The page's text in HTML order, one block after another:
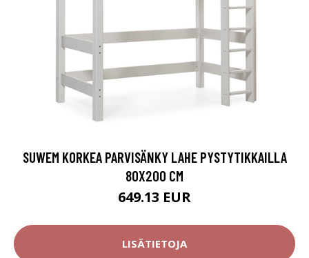
SUWEM KORKEA PARVISÄNKY LAHE PYSTYTIKKAILLA
80X200 CM
649.13 EUR
LISÄTIETOJA